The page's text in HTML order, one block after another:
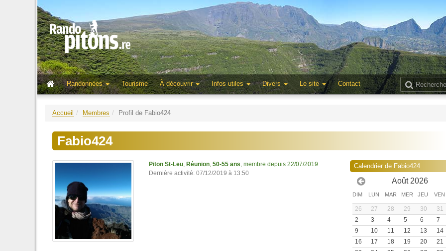
Randonnées
Tourisme À découvrir Infos utiles Divers Le site Contact
Accueil Membres Profil de Fabio424
Fabio424
Piton St-Leu Réunion 50-55 ans , membre depuis 22/07/2019
Dernière activité: 07/12/2019 à 13:50
Calendrier de Fabio424
Août 2026
DIM LUN MAR MER JEU VEN
26 27 28 29 30 31
2
3 4 5 6 7
9
10 11 12 13 14
16
17 18 19 20 21